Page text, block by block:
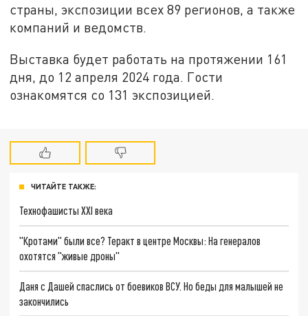
страны, экспозиции всех 89 регионов, а также
компаний и ведомств.
Выставка будет работать на протяжении 161
дня, до 12 апреля 2024 года. Гости
ознакомятся со 131 экспозицией.
ЧИТАЙТЕ ТАКЖЕ:
Технофашисты XXI века
"Кротами" были все? Теракт в центре Москвы: На генералов
охотятся "живые дроны"
Даня с Дашей спаслись от боевиков ВСУ. Но беды для малышей не
закончились